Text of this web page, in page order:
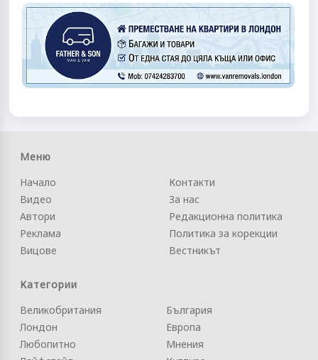
Меню
Начало
Видео
Автори
Реклама
Вицове
Контакти
За нас
Редакционна политика
Политика за корекции
Вестникът
Категории
Великобритания
Лондон
Любопитно
България
Европа
Мнения